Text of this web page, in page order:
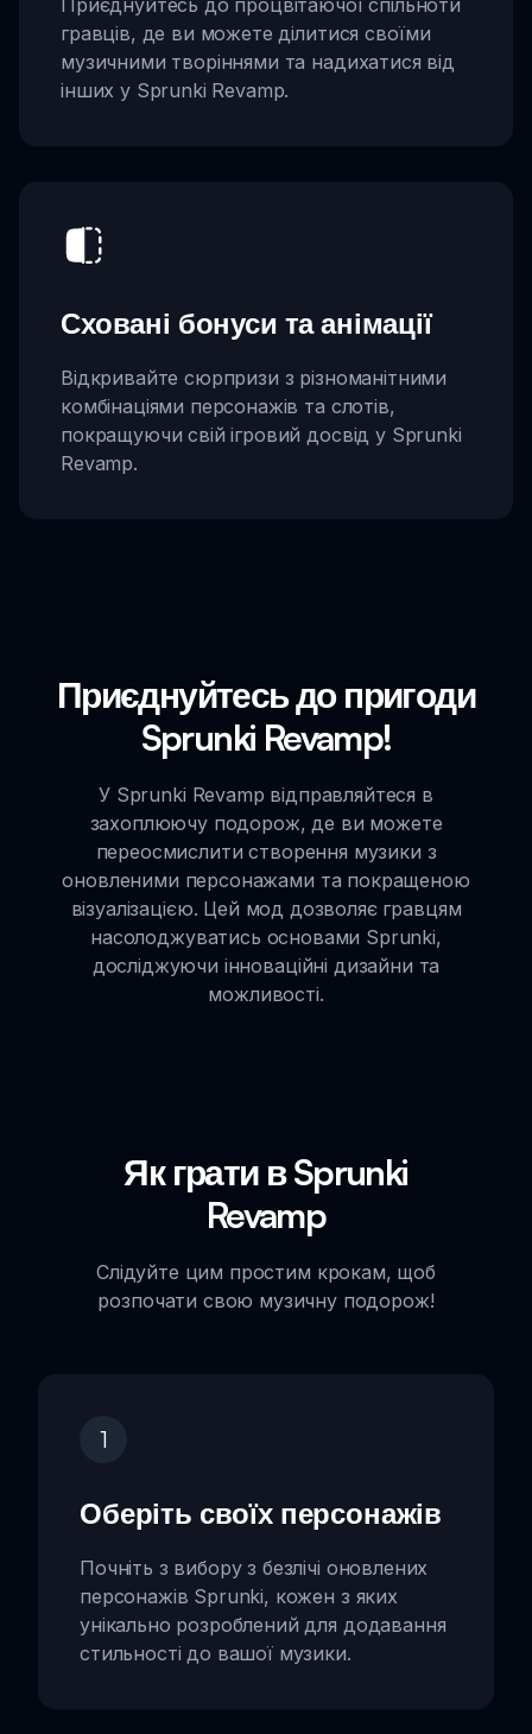
гравців, де ви можете ділитися своїми
музичними творіннями та надихатися від
інших у Sprunki Revamp.
Сховані бонуси та анімації
Відкривайте сюрпризи з різноманітними
комбінаціями персонажів та слотів,
покращуючи свій ігровий досвід у Sprunki
Revamp.
Приєднуйтесь до пригоди
Sprunki Revamp!
У Sprunki Revamp відправляйтеся в
захоплюючу подорож, де ви можете
переосмислити створення музики з
оновленими персонажами та покращеною
візуалізацією. Цей мод дозволяє гравцям
насолоджуватись основами Sprunki,
досліджуючи інноваційні дизайни та
можливості.
Як грати в Sprunki
Revamp
Слідуйте цим простим крокам, щоб
розпочати свою музичну подорож!
1
Оберіть своїх персонажів
Почніть з вибору з безлічі оновлених
персонажів Sprunki, кожен з яких
унікально розроблений для додавання
стильності до вашої музики.